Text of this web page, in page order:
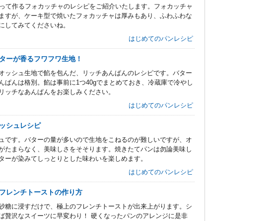
て作るフォカッチャのレシピをご紹介いたします。フォカッチャ
すが、ケーキ型で焼いたフォカッチャは厚みもあり、ふわふわな
してみてくださいね。
はじめてのパンレシピ
が香るフワフワ生地！
ッシュ生地で餡を包んだ、リッチあんぱんのレシピです。バター
ぱんは格別。餡は事前に1つ40gでまとめておき、冷蔵庫で冷やし
チなあんぱんをお楽しみください。
はじめてのパンレシピ
シュレシピ
です。バターの量が多いので生地をこねるのが難しいですが、オ
たまらなく、美味しさをそそります。焼きたてパンは勿論美味し
ーが染みてしっとりとした味わいを楽しめます。
はじめてのパンレシピ
レンチトーストの作り方
糖に浸すだけで、極上のフレンチトーストが出来上がります。シ
贅沢なスイーツに早変わり！ 硬くなったパンのアレンジに是非